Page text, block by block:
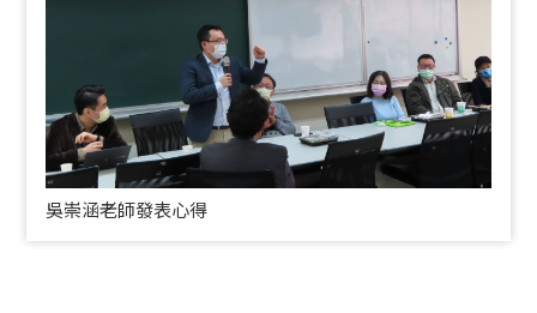
吳崇涵老師發表心得